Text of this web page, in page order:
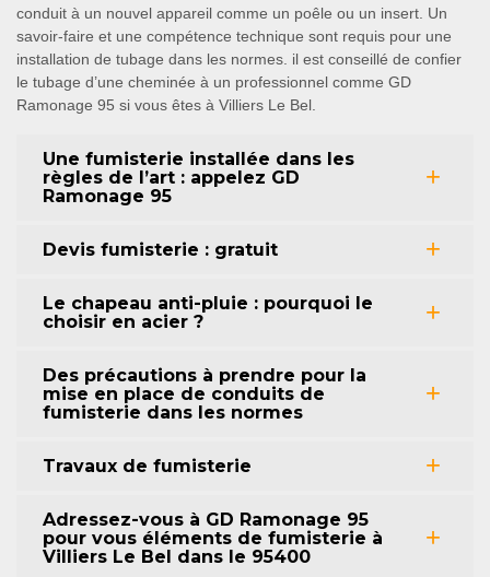
conduit à un nouvel appareil comme un poêle ou un insert. Un
savoir-faire et une compétence technique sont requis pour une
installation de tubage dans les normes. il est conseillé de confier
le tubage d’une cheminée à un professionnel comme GD
Ramonage 95 si vous êtes à Villiers Le Bel.
Une fumisterie installée dans les
règles de l’art : appelez GD
Ramonage 95
Devis fumisterie : gratuit
Le chapeau anti-pluie : pourquoi le
choisir en acier ?
Des précautions à prendre pour la
mise en place de conduits de
fumisterie dans les normes
Travaux de fumisterie
Adressez-vous à GD Ramonage 95
pour vous éléments de fumisterie à
Villiers Le Bel dans le 95400